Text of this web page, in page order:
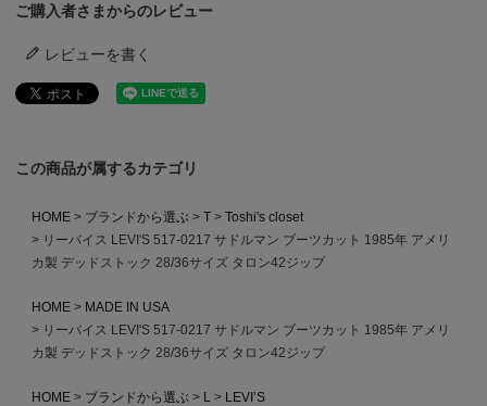
ご購入者さまからのレビュー
レビューを書く
この商品が属するカテゴリ
HOME ブランドから選ぶ T
Toshi's closet
リーバイス LEVI'S 517-0217 サドルマン ブーツカット 1985年 アメリ
カ製 デッドストック 28/36サイズ タロン42ジップ
HOME
MADE IN USA
リーバイス LEVI'S 517-0217 サドルマン ブーツカット 1985年 アメリ
カ製 デッドストック 28/36サイズ タロン42ジップ
HOME ブランドから選ぶ L
LEVI’S